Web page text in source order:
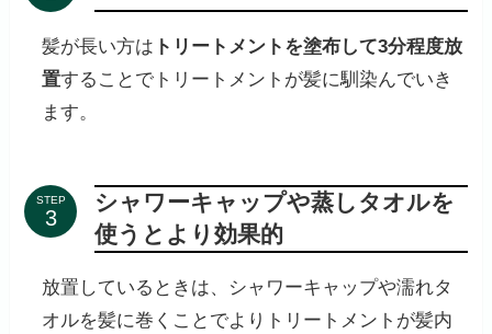
髪が長い方は トリートメントを塗布して3分程度放
置することでトリートメントが髪に馴染んでいき
ます。
STEP
シャワーキャップや蒸しタオルを
使うとより効果的
放置しているときは、シャワーキャップや濡れタ
オルを髪に巻くことでよりトリートメントが髪内